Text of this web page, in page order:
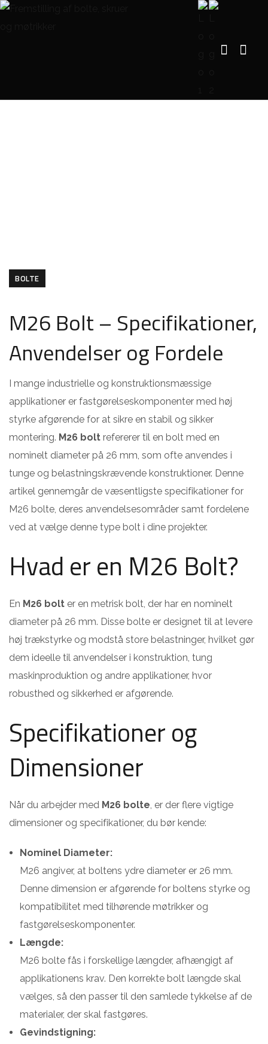
BOLTE
M26 Bolt – Specifikationer,
Anvendelser og Fordele
I mange industrielle og konstruktionsmæssige
applikationer er fastgørelseskomponenter med høj
styrke afgørende for at sikre en stabil og sikker
montering. M26 bolt refererer til en bolt med en
nominelt diameter på 26 mm, som ofte anvendes i
tunge og belastningskrævende konstruktioner. Denne
artikel gennemgår de væsentligste specifikationer for
M26 bolte, deres anvendelsesområder samt fordelene
ved at vælge denne type bolt i dine projekter.
Hvad er en M26 Bolt?
En M26 bolt er en metrisk bolt, der har en nominelt
diameter på 26 mm. Disse bolte er designet til at levere
høj trækstyrke og modstå store belastninger, hvilket gør
dem ideelle til anvendelser i konstruktion, tung
maskinproduktion og andre applikationer, hvor
robusthed og sikkerhed er afgørende.
Specifikationer og
Dimensioner
Når du arbejder med M26 bolte, er der flere vigtige
dimensioner og specifikationer, du bør kende:
Nominel Diameter:
M26 angiver, at boltens ydre diameter er 26 mm.
Denne dimension er afgørende for boltens styrke og
kompatibilitet med tilhørende møtrikker og
fastgørelseskomponenter.
Længde:
M26 bolte fås i forskellige længder, afhængigt af
applikationens krav. Den korrekte bolt længde skal
vælges, så den passer til den samlede tykkelse af de
materialer, der skal fastgøres.
Gevindstigning: